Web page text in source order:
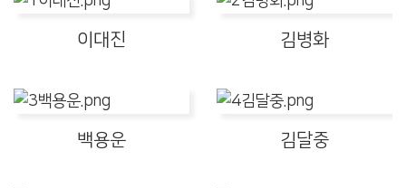
이대진 김병화
백용운 김달중